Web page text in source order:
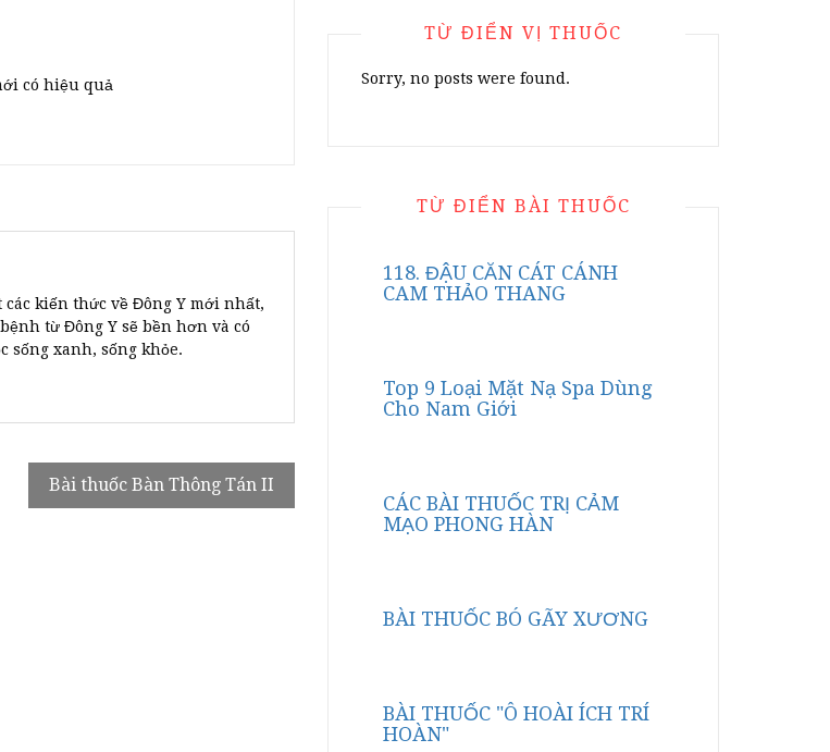
có hiệu quả
các kiến thức về Đông Y mới nhất,
từ Đông Y sẽ bền hơn và có
sống xanh, sống khỏe.
Bài thuốc Bàn Thông Tán II
TỪ ĐIỂN VỊ THUỐC
Sorry, no posts were found.
TỪ ĐIỂN BÀI THUỐC
118. ĐẬU CĂN CÁT CÁNH
CAM THẢO THANG
Top 9 Loại Mặt Nạ Spa Dùng
Cho Nam Giới
CÁC BÀI THUỐC TRỊ CẢM
MẠO PHONG HÀN
BÀI THUỐC BÓ GÃY XƯƠNG
BÀI THUỐC "Ô HOÀI ÍCH TRÍ
HOÀN"